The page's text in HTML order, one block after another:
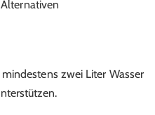
zwei Liter Wasser